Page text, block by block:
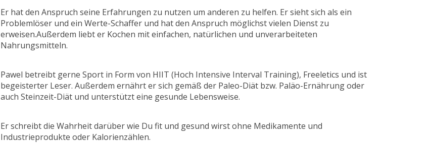
Er hat den Anspruch seine Erfahrungen zu nutzen um anderen zu helfen. Er sieht sich als ein
Problemlöser und ein Werte-Schaffer und hat den Anspruch möglichst vielen Dienst zu
erweisen.Außerdem liebt er Kochen mit einfachen, natürlichen und unverarbeiteten
Nahrungsmitteln.
Pawel betreibt gerne Sport in Form von HIIT (Hoch Intensive Interval Training), Freeletics und ist
begeisterter Leser. Außerdem ernährt er sich gemäß der Paleo-Diät bzw. Paläo-Ernährung oder
auch Steinzeit-Diät und unterstützt eine gesunde Lebensweise.
Er schreibt die Wahrheit darüber wie Du fit und gesund wirst ohne Medikamente und
Industrieprodukte oder Kalorienzählen.